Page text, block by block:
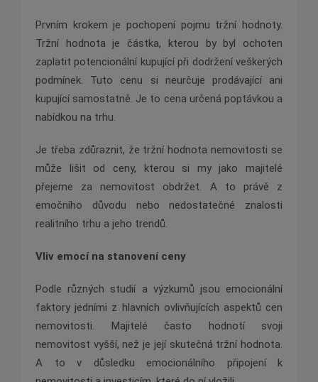
Prvním krokem je pochopení pojmu tržní hodnoty.
Tržní hodnota je částka, kterou by byl ochoten
zaplatit potencionální kupující při dodržení veškerých
podmínek. Tuto cenu si neurčuje prodávající ani
kupující samostatně. Je to cena určená poptávkou a
nabídkou na trhu.
Je třeba zdůraznit, že tržní hodnota nemovitosti se
může lišit od ceny, kterou si my jako majitelé
přejeme za nemovitost obdržet. A to právě z
emočního důvodu nebo nedostatečné znalosti
realitního trhu a jeho trendů.
Vliv emocí na stanovení ceny
Podle různých studií a výzkumů jsou emocionální
faktory jedními z hlavních ovlivňujících aspektů cen
nemovitosti. Majitelé často hodnotí svoji
nemovitost vyšší, než je její skutečná tržní hodnota.
A to v důsledku emocionálního připojení k